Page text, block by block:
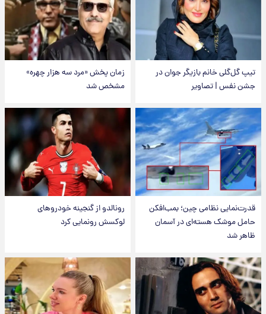
تیپ گل‌گلی خانم بازیگر جوان در
جشن نفس | تصاویر
زمان پخش «مرد سه هزار چهره»
مشخص شد
قدرت‌نمایی نظامی چین؛ بمب‌افکن
حامل موشک هسته‌ای در آسمان
ظاهر شد
رونالدو از گنجینه خودروهای
لوکسش رونمایی کرد